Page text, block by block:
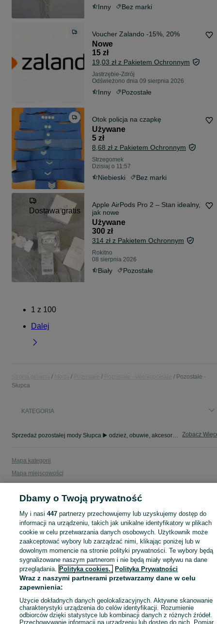
Inny Bez marki
Voucher Zalando -15%, 20%
Nowe
15 zł
19,03 zł z Pakietem Ochronnym
Jastrzębie-Zdrój
Odświeżono dnia 09 sierpnia 2026
Inny Pozostałe
Otok policja na czapkę
Używane
5 zł
8,68 zł z Pakietem Ochronnym
Strzegomek
Dzisiaj o 11:57
Niebieski Bez marki
Dostawa gratis
Apple AirPods Pro 2 – Stan idealny,
jak nowe
Używane
300 zł
314 zł z Pakietem Ochronnym
Rokitno
08 sierpnia 2026
Biały Pozostałe
1 z 100
Dalej
Pozostałe -
Słupca
KATEGORIA
Sprzedaż pozostałej mody Słupca ▶️ odzież, obuwie, akcesoria i biżuteria ✅ Nowe i używane w atrakcyjnych cenach ✌ Sprawdź oferty i kupuj na OLX.pl! Zobacz
Mapa kategorii
Mapa miejscowości
Popularne wyszukiwania
Dbamy o Twoją prywatność
My i nasi447 partnerzy przechowujemy lub uzyskujemy dostęp do
informacji na urządzeniu, takich jak unikalne identyfikatory w plikach
cookie w celu przetwarzania danych osobowych. Użytkownik może
zaakceptować wybory lub zarządzać nimi, klikając poniżej lub w
dowolnym momencie na stronie polityki prywatności. Te wybory będą
sygnalizowane naszym partnerom i nie będą miały wpływu na dane
przeglądania. Polityka cookies, Polityka Prywatności
Wraz z naszymi partnerami przetwarzamy dane w celu
zapewnienia:
Użycie dokładnych danych geolokalizacyjnych. Aktywne skanowanie
charakterystyki urządzenia do celów identyfikacji. Rozumienie
odbiorców dzięki statystyce lub kombinacji danych z różnych źródeł.
Przechowywanie informacji na urządzeniu lub dostęp do nich. Pomiar